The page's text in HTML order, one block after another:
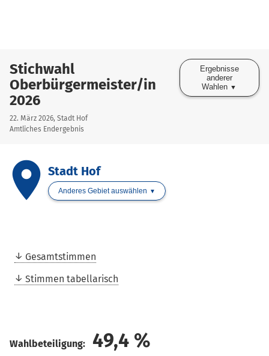
Stichwahl
Oberbürgermeister/in
2026
22. März 2026, Stadt Hof
Amtliches Endergebnis
Ergebnisse
anderer
Wahlen
placeStadt Hof
Anderes Gebiet auswählen
Gesamtstimmen
Stimmen tabellarisch
Wahlbeteiligung: 49,4 %